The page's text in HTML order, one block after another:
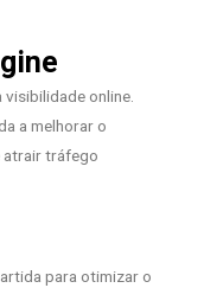
visibilidade online.
a melhorar o
atrair tráfego
para otimizar o